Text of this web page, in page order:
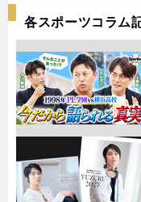
各スポーツコラム